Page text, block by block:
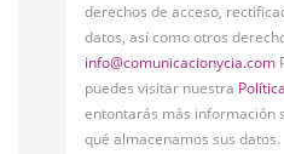
derechos de acceso,
datos, así como otros
info@comunicacionycia.com
puedes visitar nuestra
entontarás más información
qué almacenamos sus datos.